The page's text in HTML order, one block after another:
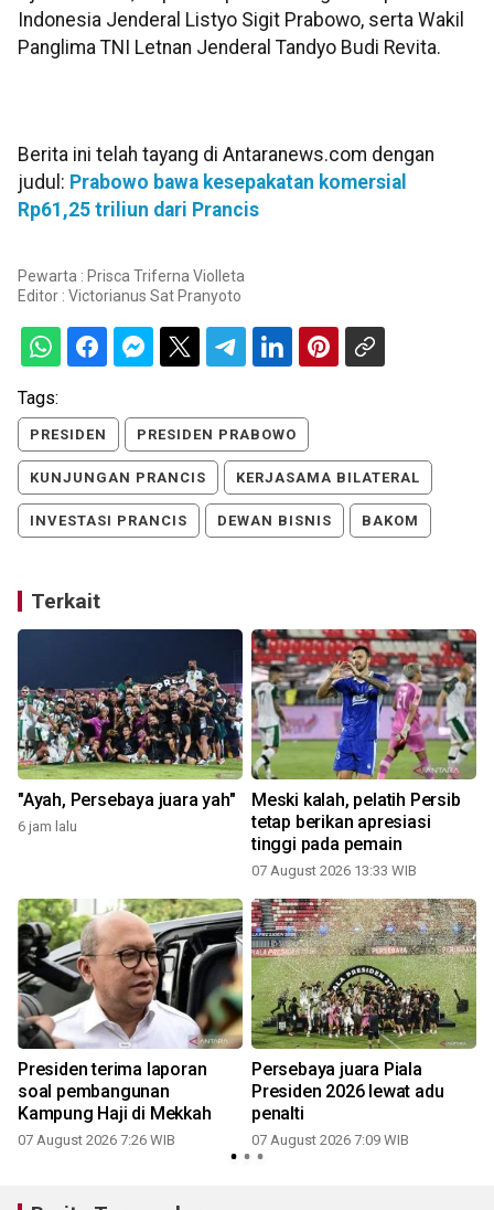
Indonesia Jenderal Listyo Sigit Prabowo, serta Wakil
Panglima TNI Letnan Jenderal Tandyo Budi Revita.
Berita ini telah tayang di Antaranews.com dengan
judul: Prabowo bawa kesepakatan komersial
Rp61,25 triliun dari Prancis
Pewarta : Prisca Triferna Violleta
Editor : Victorianus Sat Pranyoto
Tags:
PRESIDEN PRESIDEN PRABOWO
KUNJUNGAN PRANCIS KERJASAMA BILATERAL
INVESTASI PRANCIS DEWAN BISNIS BAKOM
Terkait
"Ayah, Persebaya juara yah"
6 jam lalu
Meski kalah, pelatih Persib
tetap berikan apresiasi
tinggi pada pemain
07 August 2026 13:33 WIB
Presiden terima laporan
soal pembangunan
Kampung Haji di Mekkah
07 August 2026 7:26 WIB
Persebaya juara Piala
Presiden 2026 lewat adu
penalti
07 August 2026 7:09 WIB